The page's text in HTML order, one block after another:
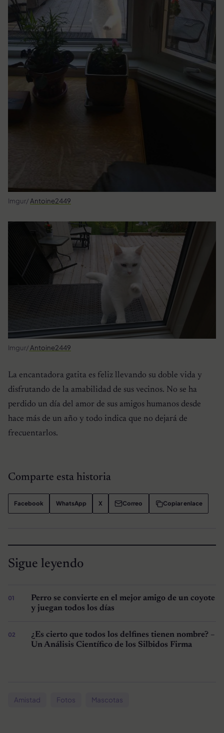
Imgur/ Antoine2449
Imgur/ Antoine2449
La encantadora gatita es feliz llevando su doble vida y
disfrutando de la amabilidad de sus vecinos. No se ha
perdido un día del amor de sus amigos humanos desde
hace más de un año y todo indica que no dejará de
frecuentarlos.
Comparte esta historia
Facebook WhatsApp X Correo Copiar enlace
Sigue leyendo
Perro se convierte en el mejor amigo de un coyote
y juegan todos los días
¿Es cierto que todos los delfines tienen nombre? –
Un Análisis Científico de los Silbidos Firma
Amistad Fotos Mascotas